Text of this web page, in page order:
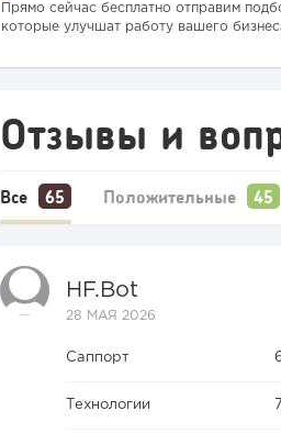
Прямо сейчас бесплатно отправим
которые улучшат работу вашего
Отзывы и
Все Положительные
HF.bot
28 МАЯ 2026
Саппорт
Технологии 7